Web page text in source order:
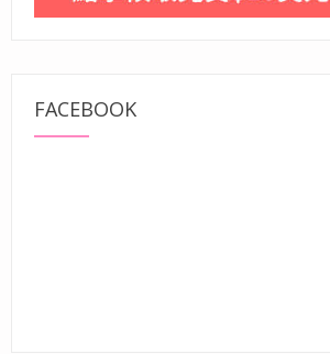
FACEBOOK